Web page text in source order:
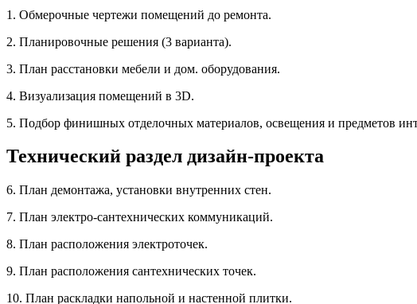
1. Обмерочные чертежи помещений до ремонта.
2. Планировочные решения (3 варианта).
3. План расстановки мебели и дом. оборудования.
4. Визуализация помещений в 3D.
5. Подбор финишных отделочных материалов, освещения и предметов
Технический раздел дизайн-проекта
6. План демонтажа, установки внутренних стен.
7. План электро-сантехнических коммуникаций.
8. План расположения электроточек.
9. План расположения сантехнических точек.
10. План раскладки напольной и настенной плитки.